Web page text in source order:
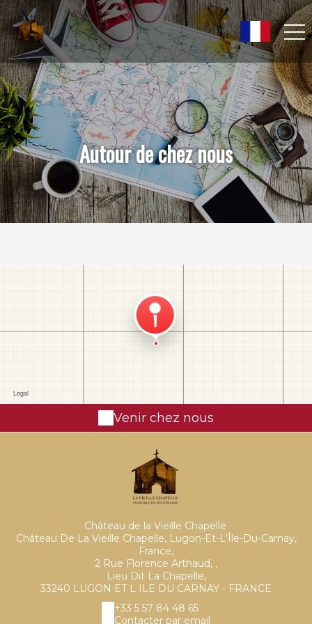
Autour de chez nous
Venir chez nous
Château de la Vieille Chapelle
Château De La Vieille Chapelle, Lugon-Et-L'Île-Du-Carnay,
France,
2 Rue Florence Arthaud, ,
Lieu Dit La Chapelle,
33240 LUGON ET L ILE DU CARNAY - FRANCE
+33 5 57 84 48 65
Contacter par email